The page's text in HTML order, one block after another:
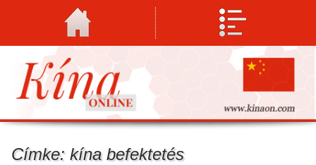
Címke: kína befektetés